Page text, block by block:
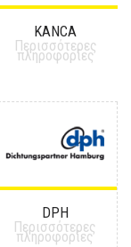
KANCA
Περισσότερες
πληροφορίες
DPH
Περισσότερες
πληροφορίες